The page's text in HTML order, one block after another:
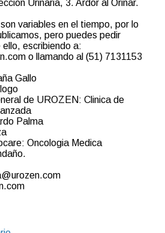
Urinaria, 3. Ardor al Orinar.
variables en el tiempo, por lo
pero puedes pedir
ello, escribiendo a:
o llamando al (51) 7131153
Gallo
de UROZEN: Clinica de
Palma
Oncologia Medica